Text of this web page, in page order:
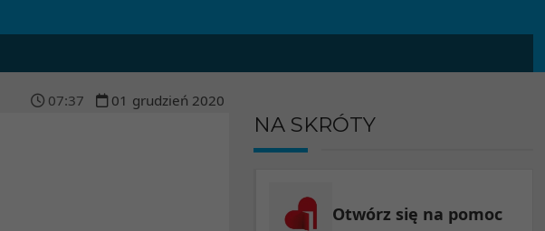
07:37 01 grudzień 2020
NA SKRÓTY
Otwórz się na pomoc